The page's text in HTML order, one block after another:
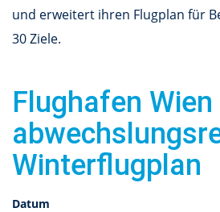
und erweitert ihren Flugplan für
30 Ziele.
Flughafen
Winterflugplan
Datum